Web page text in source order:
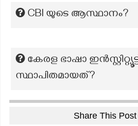
CBl യുടെ ആസ്ഥാനം?
കേരള ഭാഷാ
സ്ഥാപിതമായത്?
Share This